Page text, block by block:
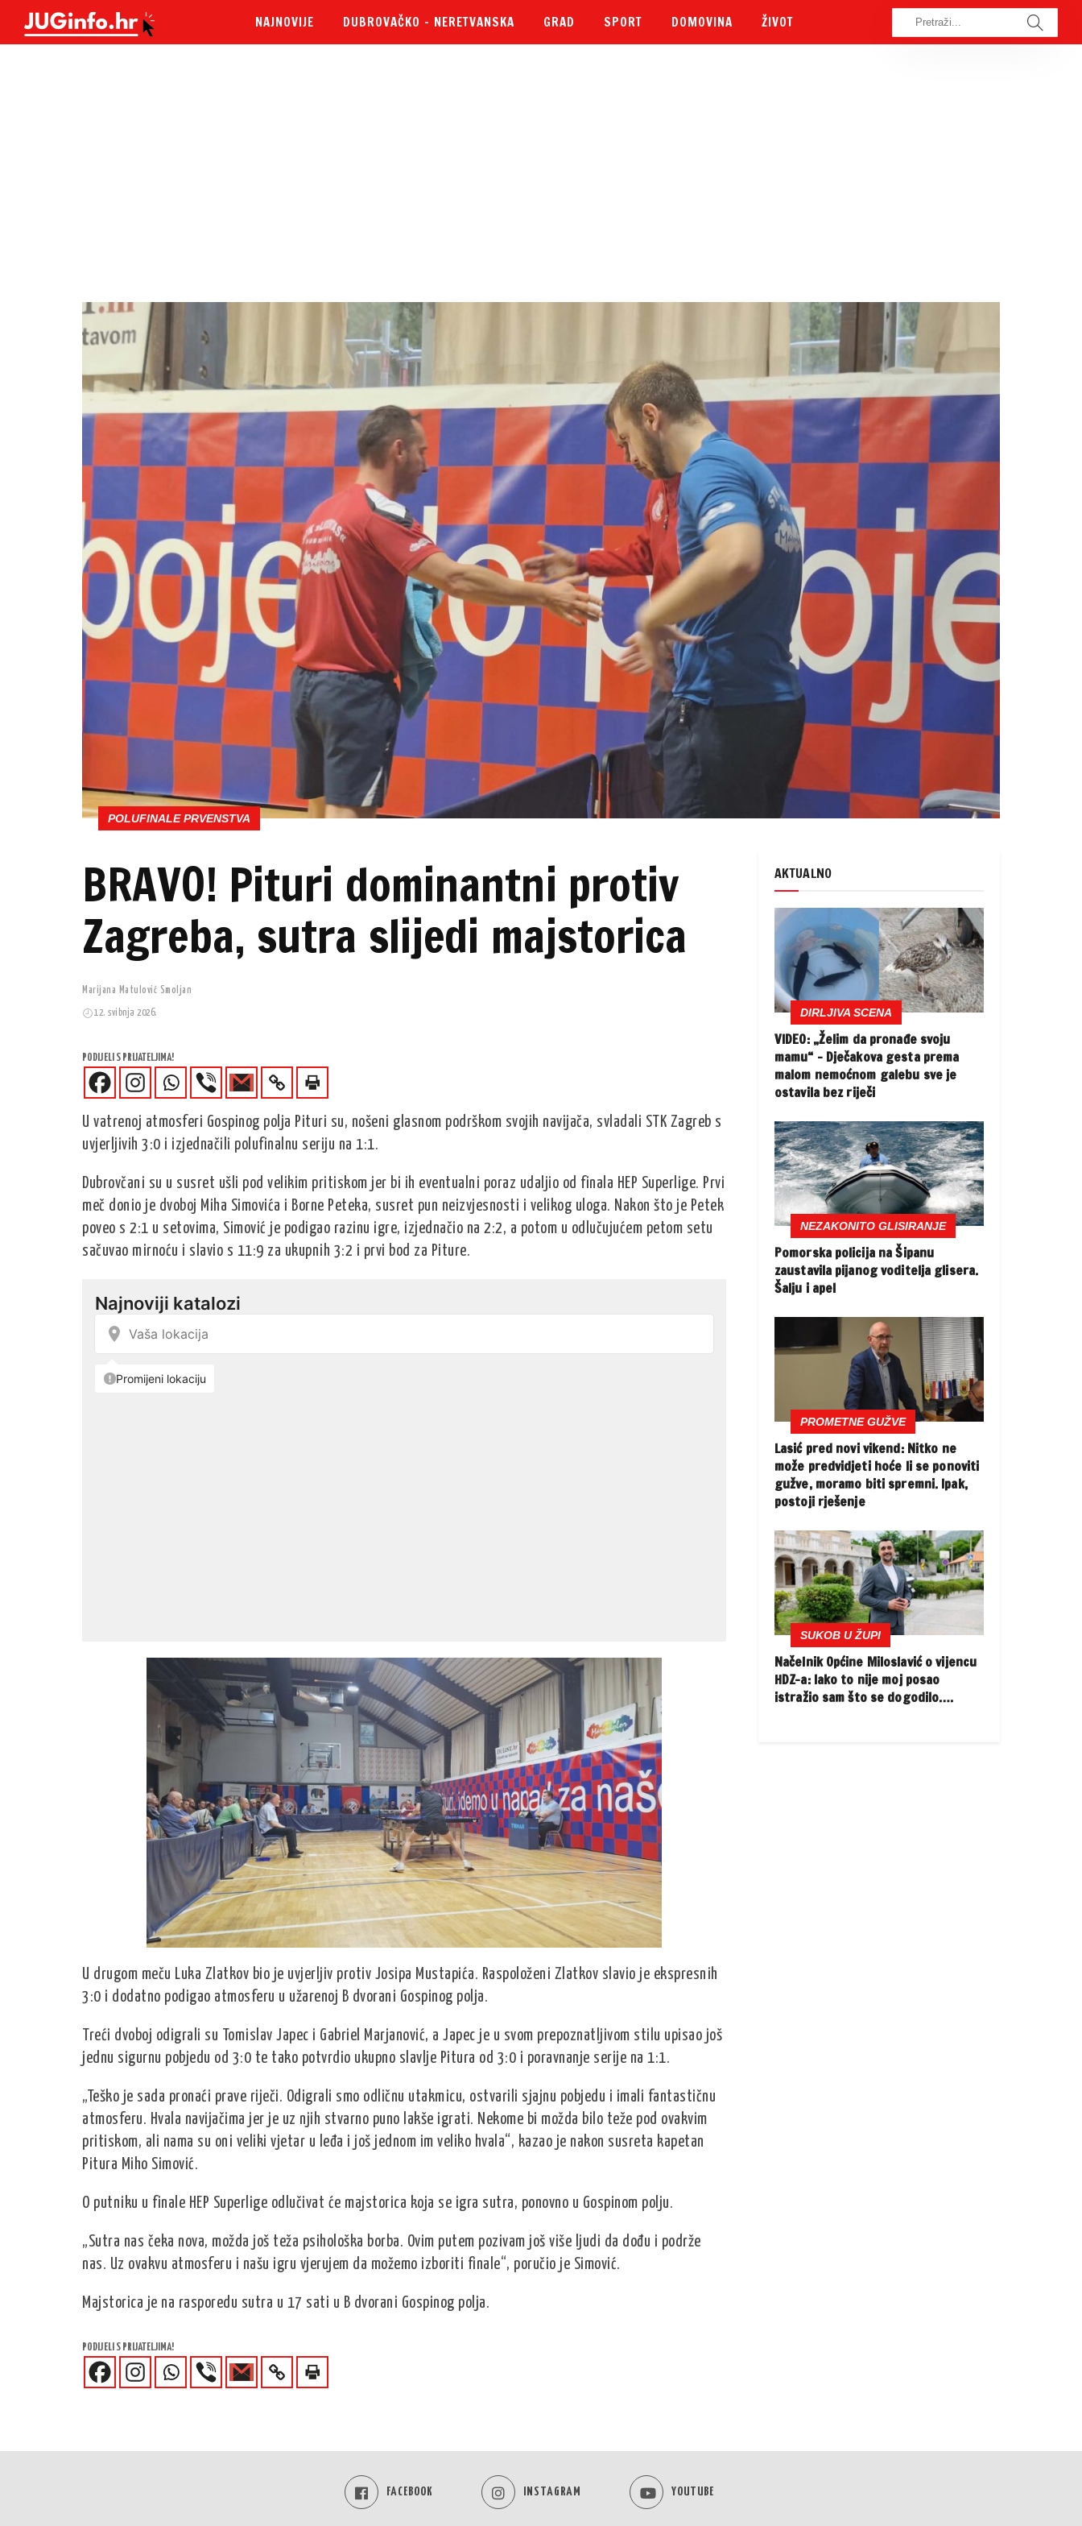
NAJNOVIJE DUBROVAČKO – NERETVANSKA GRAD SPORT DOMOVINA ŽIVOT
POLUFINALE PRVENSTVA
BRAVO! Pituri dominantni protiv
Zagreba, sutra slijedi majstorica
Marijana Matulović Smoljan
12. svibnja 2026.
PODIJELI S PRIJATELJIMA!
U vatrenoj atmosferi Gospinog polja Pituri su, nošeni glasnom podrškom svojih navijača, svladali STK Zagreb s
uvjerljivih 3:0 i izjednačili polufinalnu seriju na 1:1.
Dubrovčani su u susret ušli pod velikim pritiskom jer bi ih eventualni poraz udaljio od finala HEP Superlige. Prvi
meč donio je dvoboj Miha Simovića i Borne Peteka, susret pun neizvjesnosti i velikog uloga. Nakon što je Petek
poveo s 2:1 u setovima, Simović je podigao razinu igre, izjednačio na 2:2, a potom u odlučujućem petom setu
sačuvao mirnoću i slavio s 11:9 za ukupnih 3:2 i prvi bod za Piture.
U drugom meču Luka Zlatkov bio je uvjerljiv protiv Josipa Mustapića. Raspoloženi Zlatkov slavio je ekspresnih
3:0 i dodatno podigao atmosferu u užarenoj B dvorani Gospinog polja.
Treći dvoboj odigrali su Tomislav Japec i Gabriel Marjanović, a Japec je u svom prepoznatljivom stilu upisao još
jednu sigurnu pobjedu od 3:0 te tako potvrdio ukupno slavlje Pitura od 3:0 i poravnanje serije na 1:1.
„Teško je sada pronaći prave riječi. Odigrali smo odličnu utakmicu, ostvarili sjajnu pobjedu i imali fantastičnu
atmosferu. Hvala navijačima jer je uz njih stvarno puno lakše igrati. Nekome bi možda bilo teže pod ovakvim
pritiskom, ali nama su oni veliki vjetar u leđa i još jednom im veliko hvala“, kazao je nakon susreta kapetan
Pitura Miho Simović.
O putniku u finale HEP Superlige odlučivat će majstorica koja se igra sutra, ponovno u Gospinom polju.
„Sutra nas čeka nova, možda još teža psihološka borba. Ovim putem pozivam još više ljudi da dođu i podrže
nas. Uz ovakvu atmosferu i našu igru vjerujem da možemo izboriti finale“, poručio je Simović.
Majstorica je na rasporedu sutra u 17 sati u B dvorani Gospinog polja.
PODIJELI S PRIJATELJIMA!
AKTUALNO
DIRLJIVA SCENA
VIDEO: „Želim da pronađe svoju
mamu“ – Dječakova gesta prema
malom nemoćnom galebu sve je
ostavila bez riječi
NEZAKONITO GLISIRANJE
Pomorska policija na Šipanu
zaustavila pijanog voditelja glisera.
Šalju i apel
PROMETNE GUŽVE
Lasić pred novi vikend: Nitko ne
može predvidjeti hoće li se ponoviti
gužve, moramo biti spremni. Ipak,
postoji rješenje
SUKOB U ŽUPI
Načelnik Općine Miloslavić o vijencu
HDZ-a: Iako to nije moj posao
istražio sam što se dogodilo….
FACEBOOK INSTAGRAM YOUTUBE